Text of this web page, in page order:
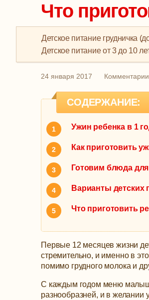
Что
Детское питание грудничка
Детское питание от 3 до 10
24 января 2017
СОДЕРЖАНИЕ:
Ужин ребенка в 1
Как приготовить
Готовим блюда
Варианты детских
Что приготовить
Первые 12 месяцев жизни
стремительно, и именно в
помимо грудного молока и
С каждым годом меню
разнообразней, и в желании